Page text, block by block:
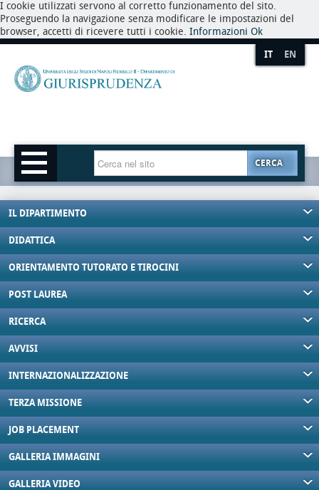
I cookie utilizzati servono al corretto funzionamento del sito.
Proseguendo la navigazione senza modificare le impostazioni del
browser, accetti di ricevere tutti i cookie. Informazioni Ok
IT EN
CERCA
IL DIPARTIMENTO
DIDATTICA
ORIENTAMENTO TUTORATO E TIROCINI
POST LAUREA
RICERCA
AVVISI
INTERNAZIONALIZZAZIONE
TERZA MISSIONE
JOB PLACEMENT
GALLERIA IMMAGINI
GALLERIA VIDEO